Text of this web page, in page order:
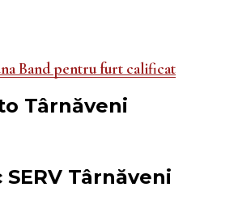
Band pentru furt calificat
Târnăveni
Târnăveni